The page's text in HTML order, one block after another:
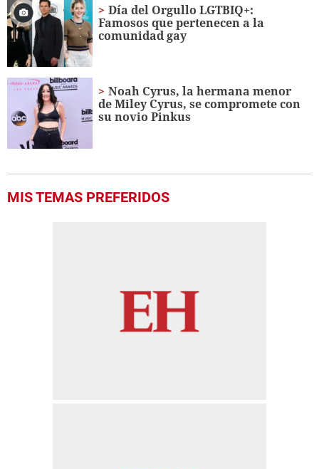
Día del Orgullo LGTBIQ+:
Famosos que pertenecen a la
comunidad gay
Noah Cyrus, la hermana menor
de Miley Cyrus, se compromete con
su novio Pinkus
MIS TEMAS PREFERIDOS